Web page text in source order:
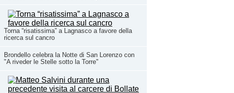
Torna “risatissima” a Lagnasco a favore della
ricerca sul cancro
Brondello celebra la Notte di San Lorenzo con
"A riveder le Stelle sotto la Torre"